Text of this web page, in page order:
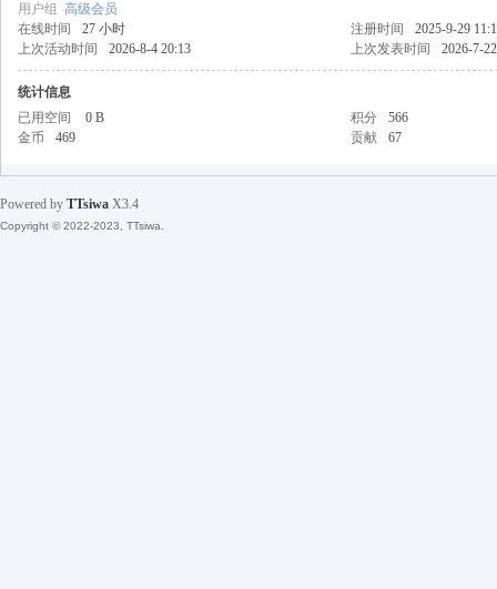
丝
用户组 高级会员
在线时间
27 小时 注册时间
2025-9-29
上次活动时间
2026-8-4 20:13 上次发表时间 2026-7-
统计信息
已用空间
0 B 积分
566
金币
469 贡献 67
Powered by TTsiwa X3.4
Copyright © 2022-2023, TTsiwa.